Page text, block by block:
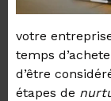
votre
temps
d’être
étapes de